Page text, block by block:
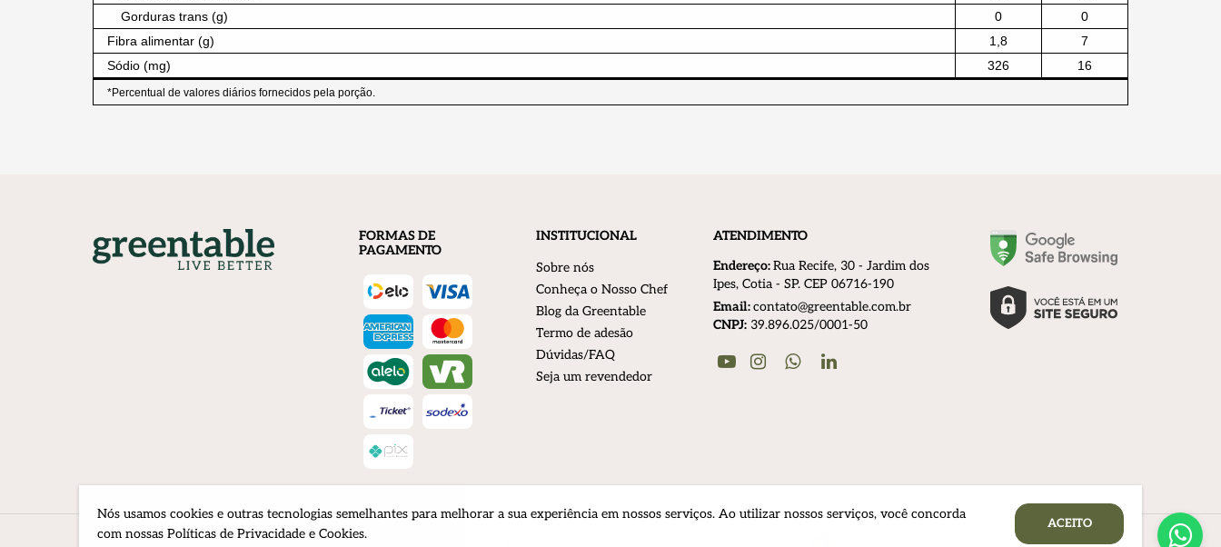
Gorduras trans (g)
0
0
Fibra alimentar (g)
1,8
7
Sódio (mg)
326 16
*Percentual de valores diários fornecidos pela porção.
FORMAS DE
PAGAMENTO
INSTITUCIONAL
Sobre nós
Conheça o Nosso Chef
Blog da Greentable
Termo de adesão
Dúvidas/FAQ
Seja um revendedor
ATENDIMENTO
Endereço:Rua Recife, 30 - Jardim dos
Ipes, Cotia - SP. CEP 06716-190
Email:contato@greentable.com.br
CNPJ:39.896.025/0001-50
YoutubeInstagramWhatsApp
Nós usamos cookies e outras tecnologias semelhantes para melhorar a sua experiência em nossos serviços. Ao utilizar nossos serviços, você concorda
com nossas Políticas de Privacidade e Cookies.
ACEITO